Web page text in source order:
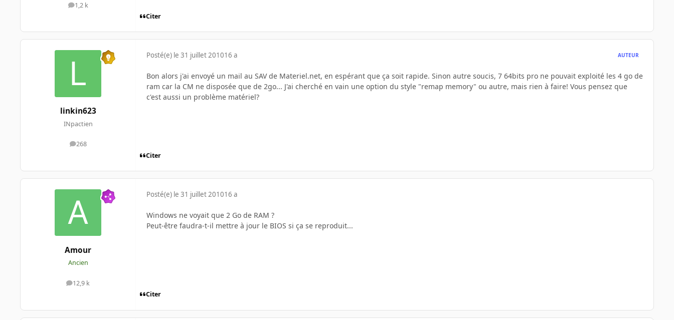
1,2 k
messages
Citer
linkin623
INpactien
268
messages
Posté(e) le 31 juillet 201016 a AUTEUR
Bon alors j'ai envoyé un mail au SAV de Materiel.net, en espérant que ça soit rapide. Sinon autre soucis, 7 64bits pro ne pouvait exploité les 4 go de
ram car la CM ne disposée que de 2go... J'ai cherché en vain une option du style "remap memory" ou autre, mais rien à faire! Vous pensez que
c'est aussi un problème matériel?
Citer
Amour
Ancien
12,9 k
messages
Posté(e) le 31 juillet 201016 a
Windows ne voyait que 2 Go de RAM ?
Peut-être faudra-t-il mettre à jour le BIOS si ça se reproduit...
Citer